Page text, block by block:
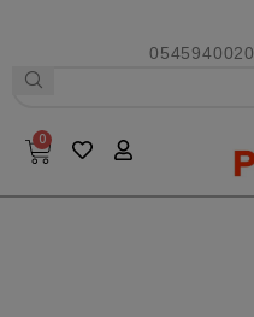
0545940020
0